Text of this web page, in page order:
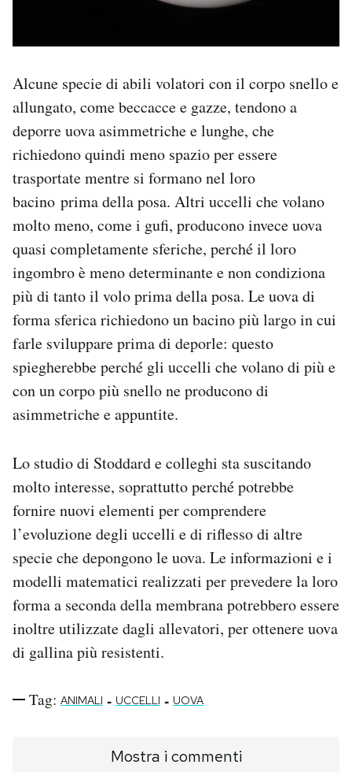
Alcune specie di abili volatori con il corpo snello e
allungato, come beccacce e gazze, tendono a
deporre uova asimmetriche e lunghe, che
richiedono quindi meno spazio per essere
trasportate mentre si formano nel loro
bacino prima della posa. Altri uccelli che volano
molto meno, come i gufi, producono invece uova
quasi completamente sferiche, perché il loro
ingombro è meno determinante e non condiziona
più di tanto il volo prima della posa. Le uova di
forma sferica richiedono un bacino più largo in cui
farle sviluppare prima di deporle: questo
spiegherebbe perché gli uccelli che volano di più e
con un corpo più snello ne producono di
asimmetriche e appuntite.
Lo studio di Stoddard e colleghi sta suscitando
molto interesse, soprattutto perché potrebbe
fornire nuovi elementi per comprendere
l’evoluzione degli uccelli e di riflesso di altre
specie che depongono le uova. Le informazioni e i
modelli matematici realizzati per prevedere la loro
forma a seconda della membrana potrebbero essere
inoltre utilizzate dagli allevatori, per ottenere uova
di gallina più resistenti.
Tag: ANIMALI - UCCELLI - UOVA
Mostra i commenti